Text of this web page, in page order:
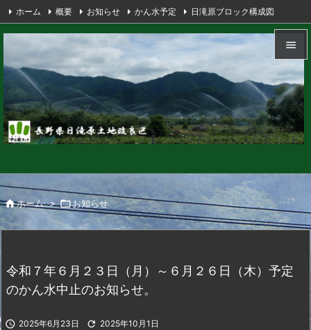


メニュ

サイド


検索
ホーム 概要 お知らせ かん水予定 日滝原ブロック構成図
表示されている番号の見方 畑かん期間中雨量 アクセス リンク
ホーム > お知らせ
令和７年６月２３日（月）～６月２６日（木）予定
のかん水中止のお知らせ。
 2025年6月23日  2025年10月1日